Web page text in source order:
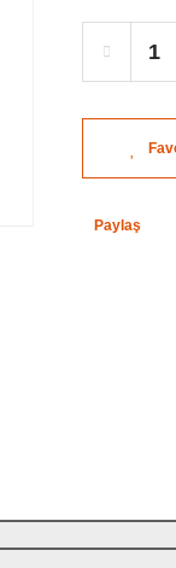
Paylaş